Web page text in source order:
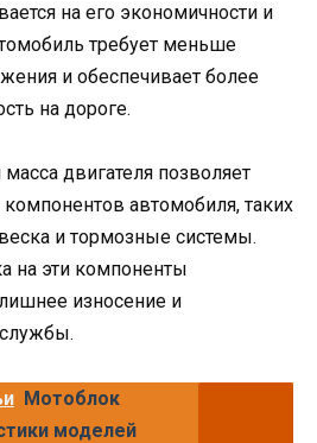
на его экономичности и
требует меньше
и обеспечивает более
на дороге.
двигателя позволяет
компонентов автомобиля, таких
и тормозные системы.
на эти компоненты
износение и
Мотоблок
моделей